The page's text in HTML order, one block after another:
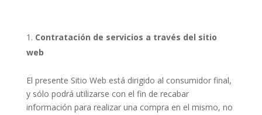
Contratación de servicios a través del sitio
web
El presente Sitio Web está dirigido al consumidor final,
y sólo podrá utilizarse con el fin de recabar
información para realizar una compra en el mismo, no